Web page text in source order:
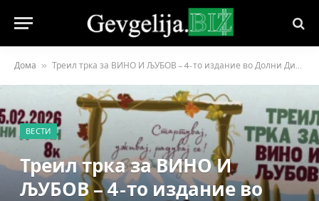
Дома » Треил трка за ВИНО И ЉУБОВ – 4-то издание во Долни Дисан (15.02.2026)
ВЕСТИ
Треил трка за ВИНО И
ЉУБОВ – 4-то издание во